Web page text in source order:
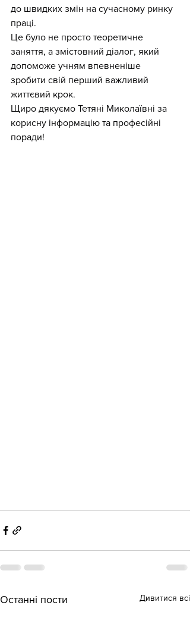
до швидких змін на сучасному ринку
праці.
Це було не просто теоретичне
заняття, а змістовний діалог, який
допоможе учням впевненіше
зробити свій перший важливий
життєвий крок.
Щиро дякуємо Тетяні Миколаївні за
корисну інформацію та професійні
поради!
Останні пости Дивитися всі